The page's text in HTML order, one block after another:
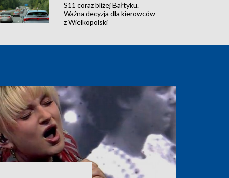
S11 coraz bliżej Bałtyku.
Ważna decyzja dla kierowców
z Wielkopolski